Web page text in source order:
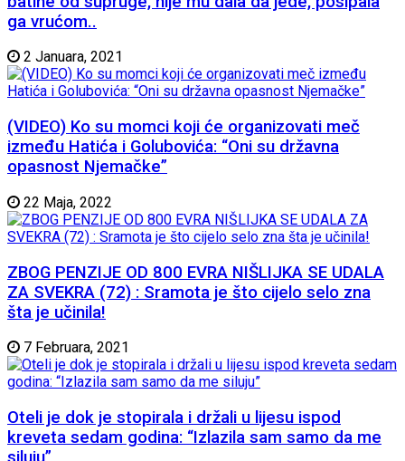
ga vrućom..
2 Januara, 2021
(VIDEO) Ko su momci koji će organizovati meč
između Hatića i Golubovića: “Oni su državna
opasnost Njemačke”
22 Maja, 2022
ZBOG PENZIJE OD 800 EVRA NIŠLIJKA SE UDALA
ZA SVEKRA (72) : Sramota je što cijelo selo zna
šta je učinila!
7 Februara, 2021
Oteli je dok je stopirala i držali u lijesu ispod
kreveta sedam godina: “Izlazila sam samo da me